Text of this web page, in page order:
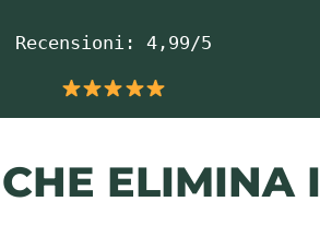
Recensioni: 4,99/5
ELIMINA I